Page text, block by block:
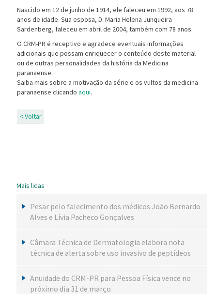
Nascido em 12 de junho de 1914, ele faleceu em 1992, aos 78
anos de idade. Sua esposa, D. Maria Helena Junqueira
Sardenberg, faleceu em abril de 2004, também com 78 anos.
O CRM-PR é receptivo e agradece eventuais informações
adicionais que possam enriquecer o conteúdo deste material
ou de outras personalidades da história da Medicina
paranaense.
Saiba mais sobre a motivação da série e os vultos da medicina
paranaense clicando aqui.
< Voltar
Mais lidas
Pesar pelo falecimento dos médicos João Bernardo
Alves e Lívia Pacheco Gonçalves
Câmara Técnica de Dermatologia elabora nota
técnica de alerta sobre uso invasivo de peptídeos
Anuidade do CRM-PR para Pessoa Física vence no
próximo dia 31 de março